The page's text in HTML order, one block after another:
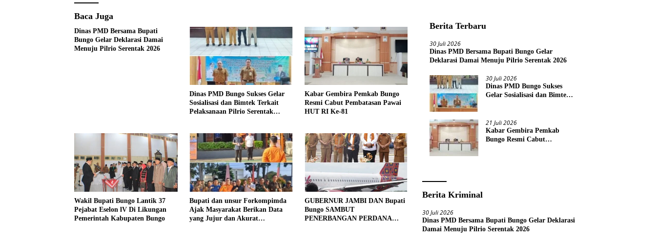
Baca Juga
Dinas PMD Bersama Bupati
Bungo Gelar Deklarasi Damai
Menuju Pilrio Serentak 2026
Dinas PMD Bungo Sukses Gelar
Sosialisasi dan Bimtek Terkait
Pelaksanaan Pilrio Serentak
Kabar Gembira Pemkab Bungo
Resmi Cabut Pembatasan Pawai
HUT RI Ke-81
Wakil Bupati Bungo Lantik 37
Pejabat Eselon lV Di Likungan
Pemerintah Kabupaten Bungo
Bupati dan unsur Forkompimda
Ajak Masyarakat Berikan Data
yang Jujur dan Akurat
GUBERNUR JAMBI DAN Bupati
Bungo SAMBUT
PENERBANGAN PERDANA
Berita Terbaru
30 Juli 2026
Dinas PMD Bersama Bupati Bungo Gelar
Deklarasi Damai Menuju Pilrio Serentak 2026
30 Juli 2026
Dinas PMD Bungo Sukses
Gelar Sosialisasi dan Bimtek
21 Juli 2026
Kabar Gembira Pemkab
Bungo Resmi Cabut
Berita Kriminal
30 Juli 2026
Dinas PMD Bersama Bupati Bungo Gelar Deklarasi
Damai Menuju Pilrio Serentak 2026